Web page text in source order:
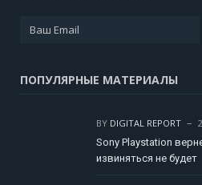
ПОПУЛЯРНЫЕ МАТЕРИАЛЫ
BY DIGITAL REPORT
Sony Playstation
извиняться не будет